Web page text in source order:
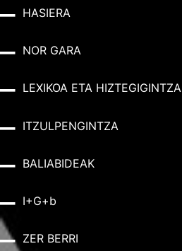
HASIERA
NOR GARA
LEXIKOA ETA HIZTEGIGINTZA
ITZULPENGINTZA
BALIABIDEAK
I+G+b
ZER BERRI